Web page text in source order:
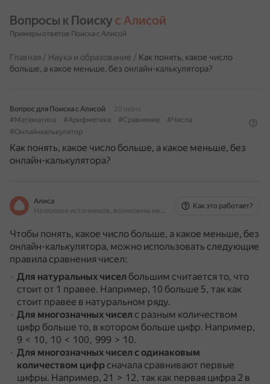
Вопросы к Поиску с Алисой
Примеры ответов Поиска с Алисой
Главная / Наука и образование / Как понять, какое число
больше, а какое меньше, без онлайн-калькулятора?
Вопрос для Поиска с Алисой
20 июня
#Математика
#Арифметика #Сравнение
#Числа
#Онлайнкалькулятор
Как понять, какое число больше, а какое меньше, без
онлайн-калькулятора?
Алиса
На основе источников, возможны неточности
Как это работает?
Чтобы понять, какое число больше, а какое меньше, без
онлайн-калькулятора, можно использовать следующие
правила сравнения чисел:
Для натуральных чисел большим считается то, что
стоит от 1 правее. Например, 10 больше 5, так как
стоит правее в натуральном ряду.
Для многозначных чисел с разным количеством
цифр больше то, в котором больше цифр. Например,
9 < 10, 10 < 100, 999 > 10.
Для многозначных чисел с одинаковым
количеством цифрсначала сравнивают первые
цифры. Например, 21 > 12, так как первая цифра 2 в